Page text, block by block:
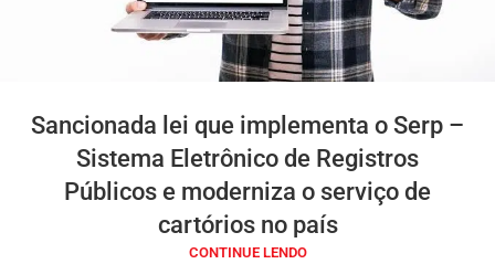
Sancionada lei que implementa o Serp –
Sistema Eletrônico de Registros
Públicos e moderniza o serviço de
cartórios no país
CONTINUE LENDO